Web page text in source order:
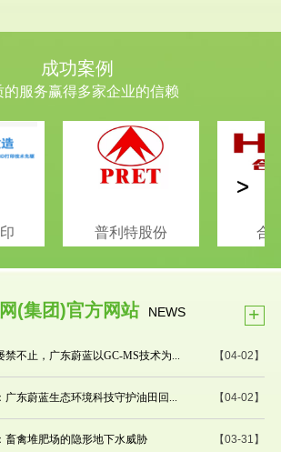
成功案例
的服务赢得多家企业的信赖
普利特股份 合
>
(集团)官方网站 NEWS +
【04-02】
禁不止，广东蔚蓝以GC-MS技术为...
【04-02】
广东蔚蓝生态环境科技守护油田回...
【03-31】
畜禽堆肥场的隐形地下水威胁